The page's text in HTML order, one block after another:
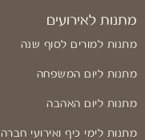
מתנות לאירועים
מתנות למורים לסוף שנה
מתנות ליום המשפחה
מתנות ליום האהבה
מתנות לימי כיף ואירועי חברה